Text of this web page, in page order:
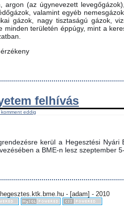
(az úgynevezett
valamint egyéb
gázok, nagy tisztaságú gázok,
területén éppúgy, mint a
felhívás
komment eddig
kerül a Hegesztési Nyári
a BME-n lesz szeptember
- [adam] - 2010